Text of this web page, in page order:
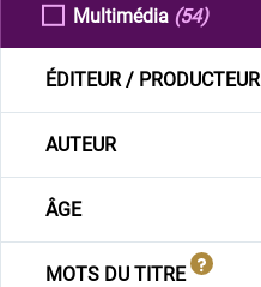
Multimédia (54)
ÉDITEUR / PRODUCTEUR
AUTEUR
ÂGE
MOTS DU TITRE